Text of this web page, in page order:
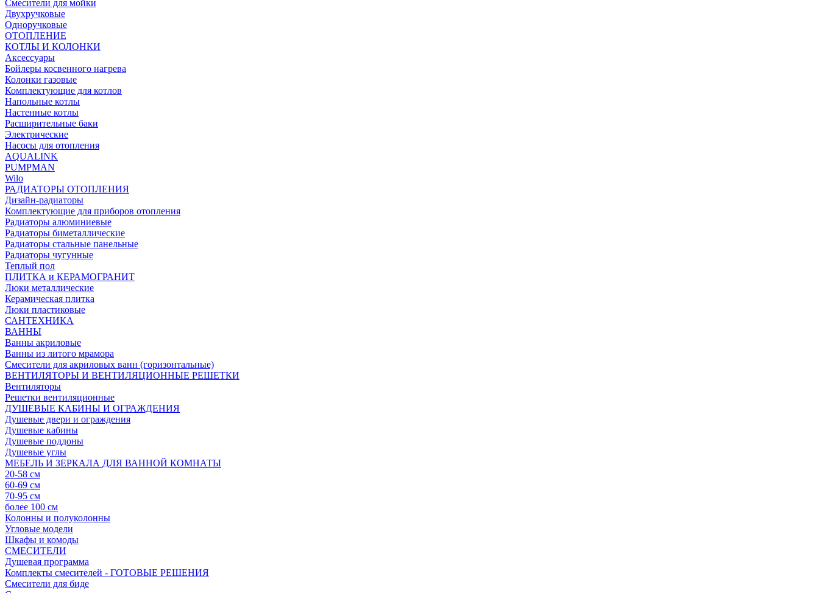
Смесители для мойки
Двухручковые
Одноручковые
ОТОПЛЕНИЕ
КОТЛЫ И КОЛОНКИ
Аксессуары
Бойлеры косвенного нагрева
Колонки газовые
Комплектующие для котлов
Напольные котлы
Настенные котлы
Расширительные баки
Электрические
Насосы для отопления
AQUALINK
PUMPMAN
Wilo
РАДИАТОРЫ ОТОПЛЕНИЯ
Дизайн-радиаторы
Комплектующие для приборов отопления
Радиаторы алюминиевые
Радиаторы биметаллические
Радиаторы стальные панельные
Радиаторы чугунные
Теплый пол
ПЛИТКА и КЕРАМОГРАНИТ
Люки металлические
Керамическая плитка
Люки пластиковые
САНТЕХНИКА
ВАННЫ
Ванны акриловые
Ванны из литого мрамора
Смесители для акриловых ванн (горизонтальные)
ВЕНТИЛЯТОРЫ И ВЕНТИЛЯЦИОННЫЕ РЕШЕТКИ
Вентиляторы
Решетки вентиляционные
ДУШЕВЫЕ КАБИНЫ И ОГРАЖДЕНИЯ
Душевые двери и ограждения
Душевые кабины
Душевые поддоны
Душевые углы
МЕБЕЛЬ И ЗЕРКАЛА ДЛЯ ВАННОЙ КОМНАТЫ
20-58 см
60-69 см
70-95 см
более 100 см
Колонны и полуколонны
Угловые модели
Шкафы и комоды
СМЕСИТЕЛИ
Душевая программа
Комплекты смесителей - ГОТОВЫЕ РЕШЕНИЯ
Смесители для биде